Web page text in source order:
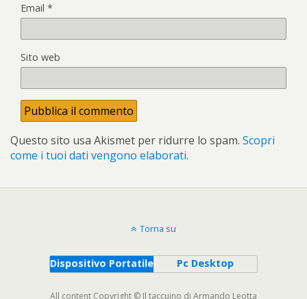
Email *
Sito web
Questo sito usa Akismet per ridurre lo spam. Scopri
come i tuoi dati vengono elaborati.
Torna su
Dispositivo Portatile Pc Desktop
All content Copyright © Il taccuino di Armando Leotta